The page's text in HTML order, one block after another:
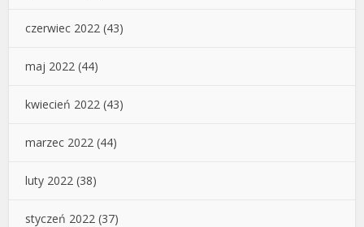
czerwiec 2022 (43)
maj 2022 (44)
kwiecień 2022 (43)
marzec 2022 (44)
luty 2022 (38)
styczeń 2022 (37)